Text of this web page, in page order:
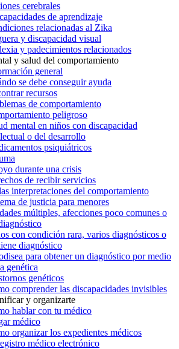
cerebrales
de aprendizaje
relacionadas al Zika
y discapacidad visual
y padecimientos relacionados
y salud del comportamiento
general
se debe conseguir ayuda
recursos
de comportamiento
peligroso
mental en niños con discapacidad
o del desarrollo
psiquiátricos
durante una crisis
de recibir servicios
interpretaciones del comportamiento
de justicia para menores
múltiples, afecciones poco comunes o
con condición rara, varios diagnósticos o
diagnóstico
para obtener un diagnóstico por medio
genética
genéticos
comprender las discapacidades invisibles
y organizarte
hablar con tu médico
médico
organizar los expedientes médicos
médico electrónico